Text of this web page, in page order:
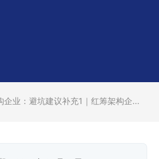
企业：避坑建议补充1｜红筹架构企...